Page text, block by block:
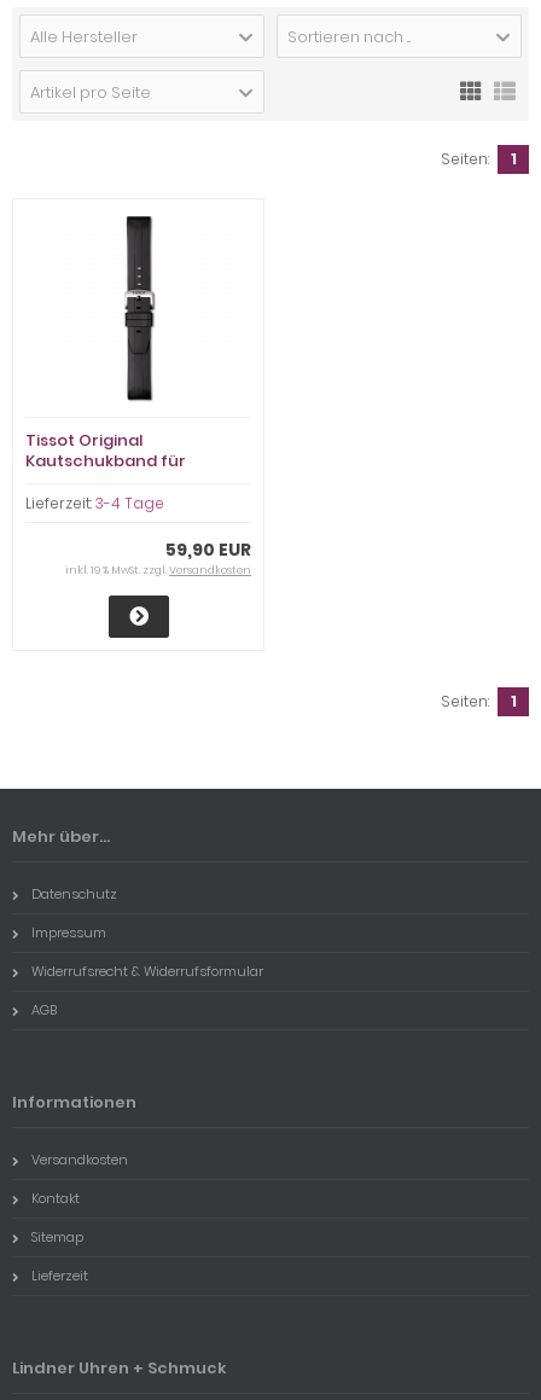
Alle Hersteller Sortieren nach ...
Artikel pro Seite
Seiten: 1
Tissot Original
Kautschukband für
Breite
Lieferzeit:3-4 Tage
59,90 EUR
inkl. 19 % MwSt. zzgl.Versandkosten
Seiten: 1
Mehr über...
Datenschutz
Impressum
Widerrufsrecht & Widerrufsformular
AGB
Informationen
Versandkosten
Kontakt
Sitemap
Lieferzeit
Lindner Uhren + Schmuck